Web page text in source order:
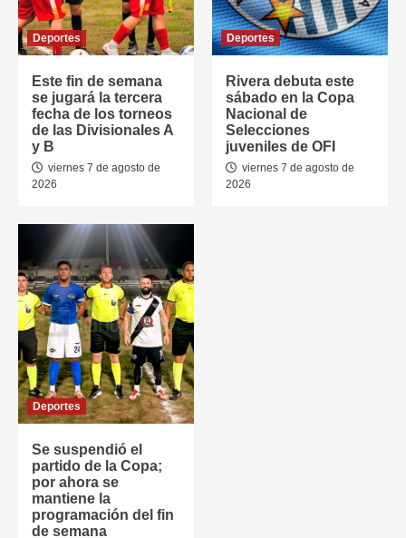
Deportes
Este fin de semana
se jugará la tercera
fecha de los torneos
de las Divisionales A
y B
viernes 7 de agosto de
2026
Deportes
Rivera debuta este
sábado en la Copa
Nacional de
Selecciones
juveniles de OFI
viernes 7 de agosto de
2026
Deportes
Se suspendió el
partido de la Copa;
por ahora se
mantiene la
programación del fin
de semana